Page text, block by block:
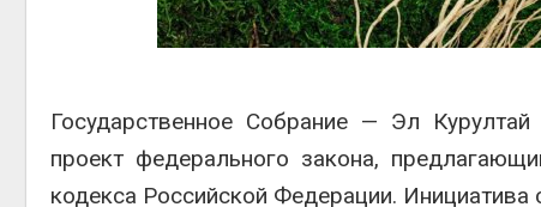
Государственное Собрание — Эл
проект федерального закона,
кодекса Российской Федерации.
Авг 6,